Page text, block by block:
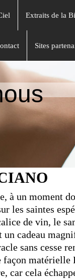
Extraits de la
Sites
à un moment
les saintes
de vin, le
un cadeau
sans cesse
façon
car cela